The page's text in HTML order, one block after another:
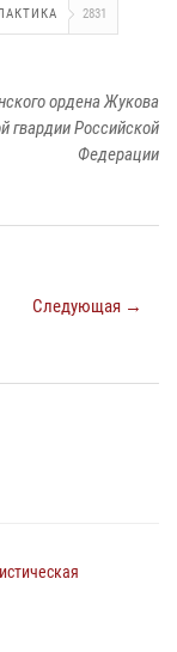
2831
ордена Жукова
гвардии Российской
Федерации
Следующая →